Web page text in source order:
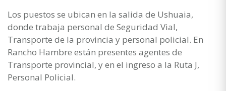
Los puestos se ubican en la salida de Ushuaia,
donde trabaja personal de Seguridad Vial,
Transporte de la provincia y personal policial. En
Rancho Hambre están presentes agentes de
Transporte provincial, y en el ingreso a la Ruta J,
Personal Policial.